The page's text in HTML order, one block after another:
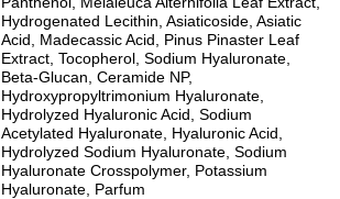
Hydrogenated Lecithin, Asiaticoside, Asiatic
Acid, Madecassic Acid, Pinus Pinaster Leaf
Extract, Tocopherol, Sodium Hyaluronate,
Beta-Glucan, Ceramide NP,
Hydroxypropyltrimonium Hyaluronate,
Hydrolyzed Hyaluronic Acid, Sodium
Acetylated Hyaluronate, Hyaluronic Acid,
Hydrolyzed Sodium Hyaluronate, Sodium
Hyaluronate Crosspolymer, Potassium
Hyaluronate, Parfum